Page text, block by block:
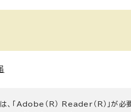
、「Adobe（R） Reader（R）」が必